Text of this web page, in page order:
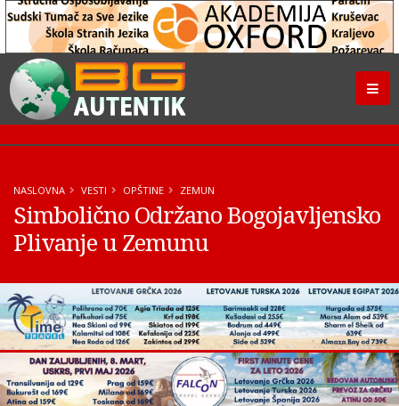
NASLOVNA VESTI OPŠTINE ZEMUN
Simbolično Održano Bogojavljensko
Plivanje u Zemunu